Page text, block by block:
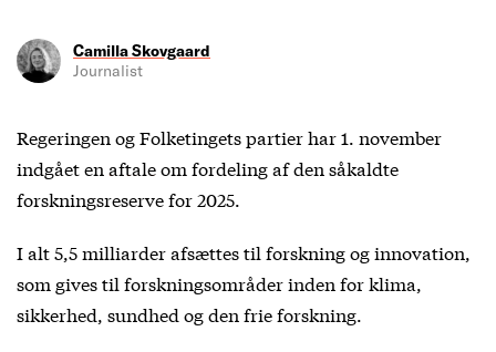
Camilla Skovgaard
Journalist
Regeringen og Folketingets partier har 1. november
indgået en aftaleom fordeling af den såkaldte
forskningsreserve for 2025.
I alt 5,5 milliarder afsættes til forskning og innovation,
som gives til forskningsområder inden for klima,
sikkerhed, sundhed og den frie forskning.